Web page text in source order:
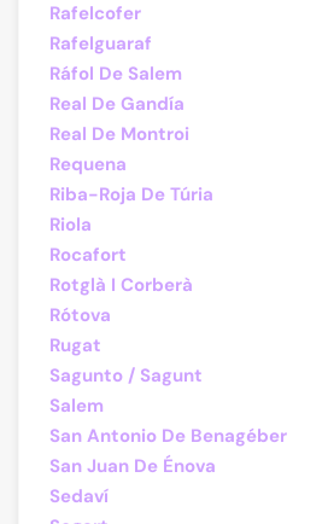
Rafelcofer
Rafelguaraf
Ráfol De Salem
Real De Gandía
Real De Montroi
Requena
Riba-Roja De Túria
Riola
Rocafort
Rotglà I Corberà
Rótova
Rugat
Sagunto / Sagunt
Salem
San Antonio De Benagéber
San Juan De Énova
Sedaví